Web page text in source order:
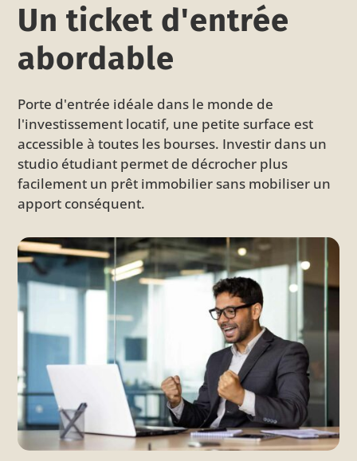
Un ticket d'entrée
abordable
Porte d'entrée idéale dans le monde de
l'investissement locatif, une petite surface est
accessible à toutes les bourses. Investir dans un
studio étudiant permet de décrocher plus
facilement un prêt immobilier sans mobiliser un
apport conséquent.